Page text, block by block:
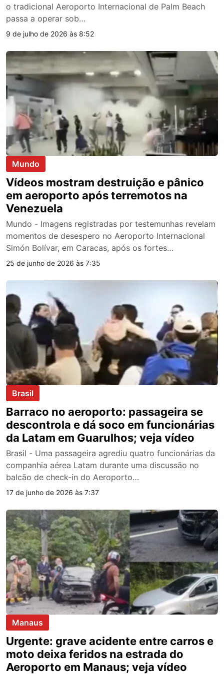
o tradicional Aeroporto Internacional de Palm Beach
passa a operar sob…
9 de julho de 2026 às 8:52
Mundo
Vídeos mostram destruição e pânico
em aeroporto após terremotos na
Venezuela
Mundo - Imagens registradas por testemunhas revelam
momentos de desespero no Aeroporto Internacional
Simón Bolívar, em Caracas, após os fortes…
25 de junho de 2026 às 7:35
Brasil
Barraco no aeroporto: passageira se
descontrola e dá soco em funcionárias
da Latam em Guarulhos; veja vídeo
Brasil - Uma passageira agrediu quatro funcionárias da
companhia aérea Latam durante uma discussão no
balcão de check-in do Aeroporto…
17 de junho de 2026 às 7:37
Manaus
Urgente: grave acidente entre carros e
moto deixa feridos na estrada do
Aeroporto em Manaus; veja vídeo